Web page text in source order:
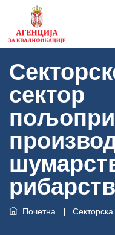
сектор
Почетна |